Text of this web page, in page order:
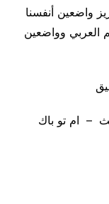
واضعين أنفسنا
العربي وواضعين
– ام تو باك